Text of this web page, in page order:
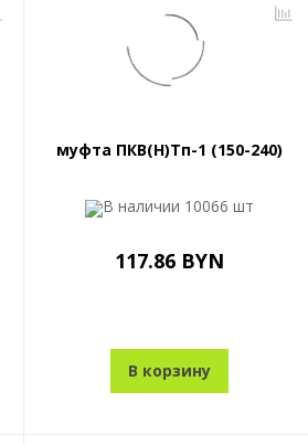
муфта ПКВ(Н)Тп-1 (150-240)
В наличии 10066 шт
117.86 BYN
В корзину